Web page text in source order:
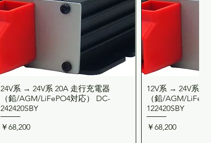
クイックビュー
24V系 → 24V系 20A 走行充電器
（鉛/AGM/LiFePO4対応） DC-
242420SBY
価格
￥68,200
クイッ
12V系 → 24V系
（鉛/AGM/
122420SBY
価格
￥68,200